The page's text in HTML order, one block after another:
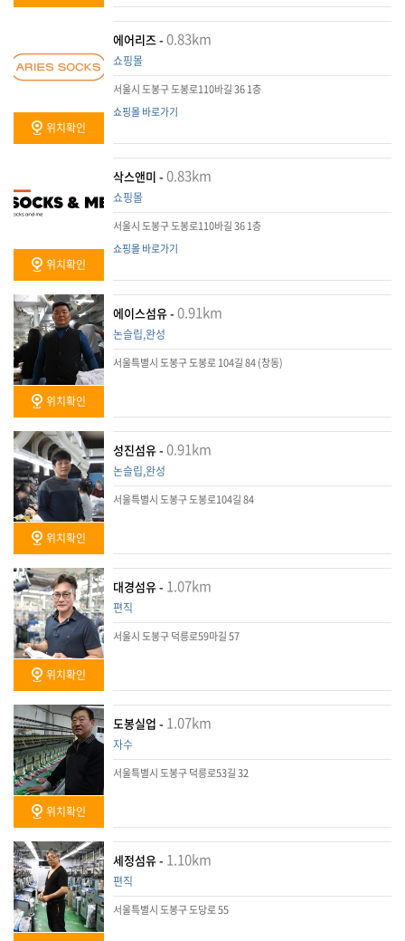
위치확인
에어리즈 - 0.83km
쇼핑몰
서울시 도봉구 도봉로110바길 36 1층
쇼핑몰 바로가기
위치확인
삭스앤미 - 0.83km
쇼핑몰
서울시 도봉구 도봉로110바길 36 1층
쇼핑몰 바로가기
위치확인
에이스섬유 - 0.91km
논슬립,완성
서울특별시 도봉구 도봉로 104길 84 (창동)
위치확인
성진섬유 - 0.91km
논슬립,완성
서울특별시 도봉구 도봉로104길 84
위치확인
대경섬유 - 1.07km
편직
서울시 도봉구 덕릉로59마길 57
위치확인
도봉실업 - 1.07km
자수
서울특별시 도봉구 덕릉로53길 32
세정섬유 - 1.10km
편직
서울특별시 도봉구 도당로 55